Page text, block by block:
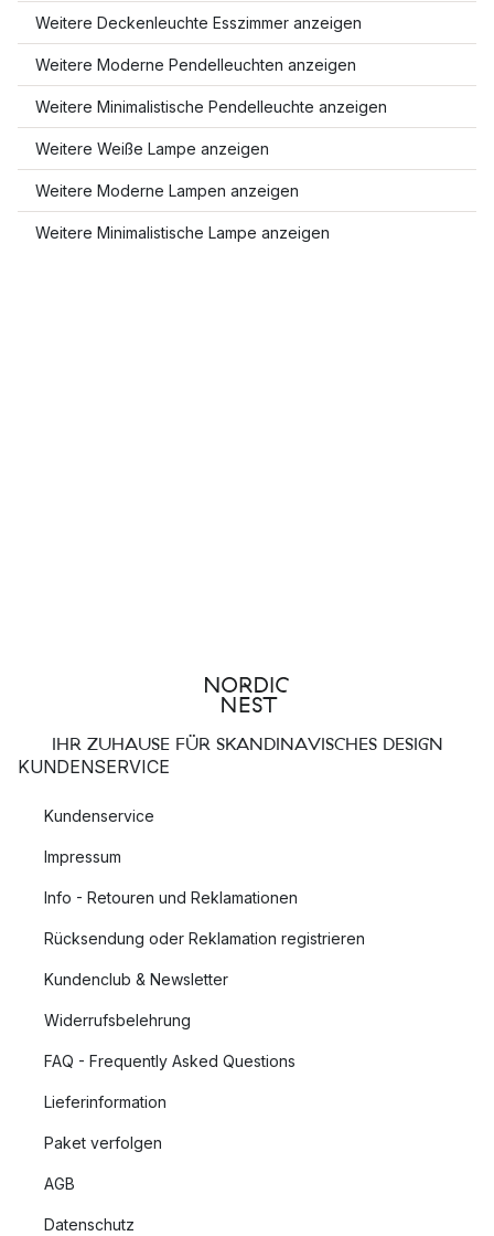
Weitere Deckenleuchte Esszimmer anzeigen
Weitere Moderne Pendelleuchten anzeigen
Weitere Minimalistische Pendelleuchte anzeigen
Weitere Weiße Lampe anzeigen
Weitere Moderne Lampen anzeigen
Weitere Minimalistische Lampe anzeigen
IHR ZUHAUSE FÜR SKANDINAVISCHES DESIGN
KUNDENSERVICE
Kundenservice
Impressum
Info - Retouren und Reklamationen
Rücksendung oder Reklamation registrieren
Kundenclub & Newsletter
Widerrufsbelehrung
FAQ - Frequently Asked Questions
Lieferinformation
Paket verfolgen
AGB
Datenschutz